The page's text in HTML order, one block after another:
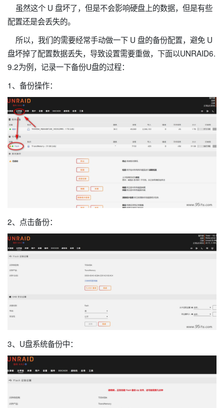
虽然这个 U 盘坏了，但是不会影响硬盘上的数据，但是有些
配置还是会丢失的。
所以，我们的需要经常手动做一下 U 盘的备份配置，避免 U
盘坏掉了配置数据丢失，导致设置需要重做，下面以UNRAID6.
9.2为例，记录一下备份U盘的过程：
1、备份操作：
2、点击备份：
3、U盘系统备份中：